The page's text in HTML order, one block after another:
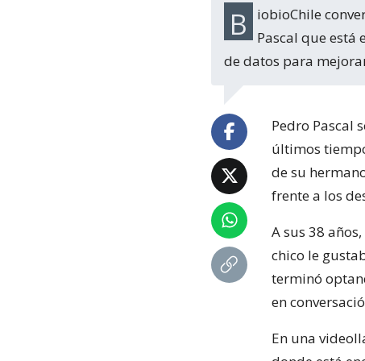
BiobioChile conversó con Nicolás Balmaceda Pascal, el hermano médico de Pedro
Pascal que está
de datos para
Pedro Pascal
últimos
de su
frente a los
A sus 38 años,
chico le
terminó
en
En una